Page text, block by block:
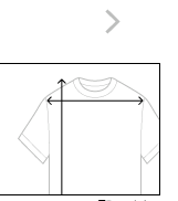
裾上げについて